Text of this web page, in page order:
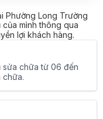
Phường Long Trường
mình thông qua
lợi khách hàng.
sửa chữa từ 06 đến
chữa.